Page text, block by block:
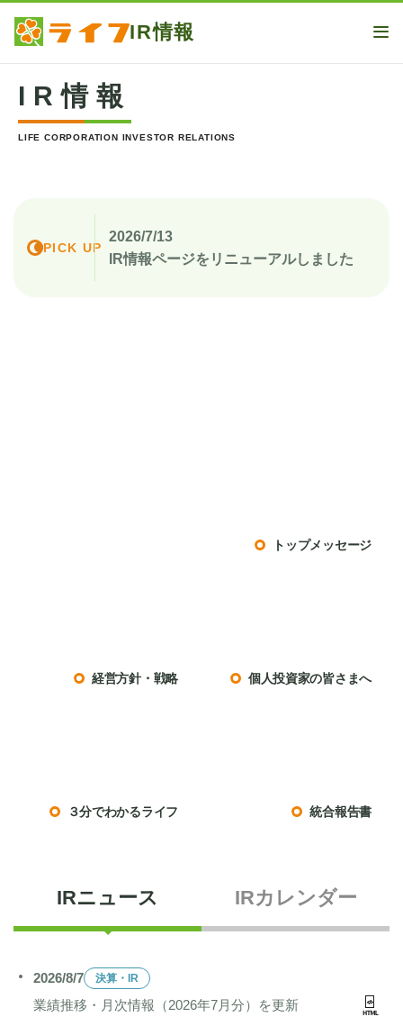
IR情報
IR情報
LIFE CORPORATION INVESTOR RELATIONS
PICK UP
2026/7/13
IR情報ページをリニューアルしました
トップメッセージ
経営方針・戦略 個人投資家の皆さまへ
３分でわかるライフ 統合報告書
IRニュース IRカレンダー
2026/8/7 決算・IR
業績推移・月次情報（2026年7月分）を更新